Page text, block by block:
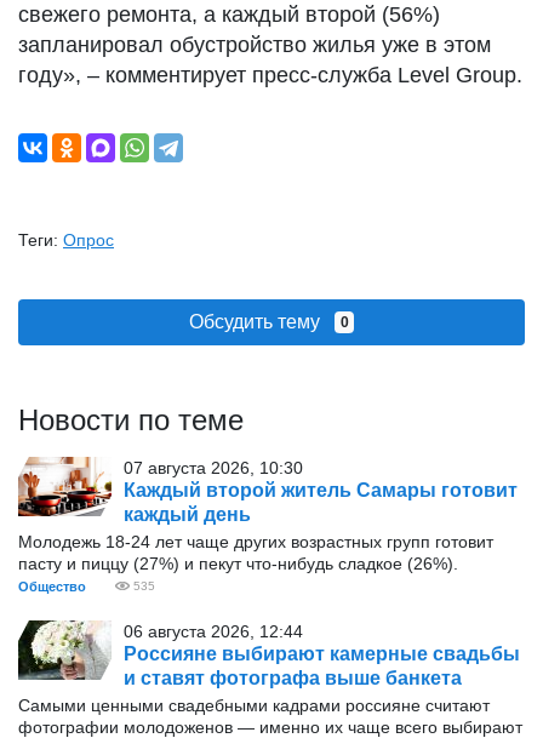
свежего ремонта, а каждый второй (56%)
запланировал обустройство жилья уже в этом
году», – комментирует пресс-служба Level Group.
Теги: Опрос
Обсудить тему 0
Новости по теме
07 августа 2026, 10:30
Каждый второй житель Самары готовит
каждый день
Молодежь 18-24 лет чаще других возрастных групп готовит
пасту и пиццу (27%) и пекут что-нибудь сладкое (26%).
Общество 535
06 августа 2026, 12:44
Россияне выбирают камерные свадьбы
и ставят фотографа выше банкета
Самыми ценными свадебными кадрами россияне считают
фотографии молодоженов — именно их чаще всего выбирают